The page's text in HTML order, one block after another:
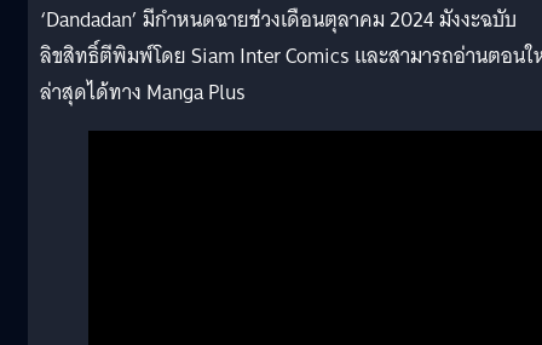
‘Dandadan’ มีกำหนดฉายช่วงเดือนตุลาคม 2024 มังงะฉบับ
ลิขสิทธิ์ตีพิมพ์โดย Siam Inter Comics และสามารถอ่านตอน
ล่าสุดได้ทาง Manga Plus